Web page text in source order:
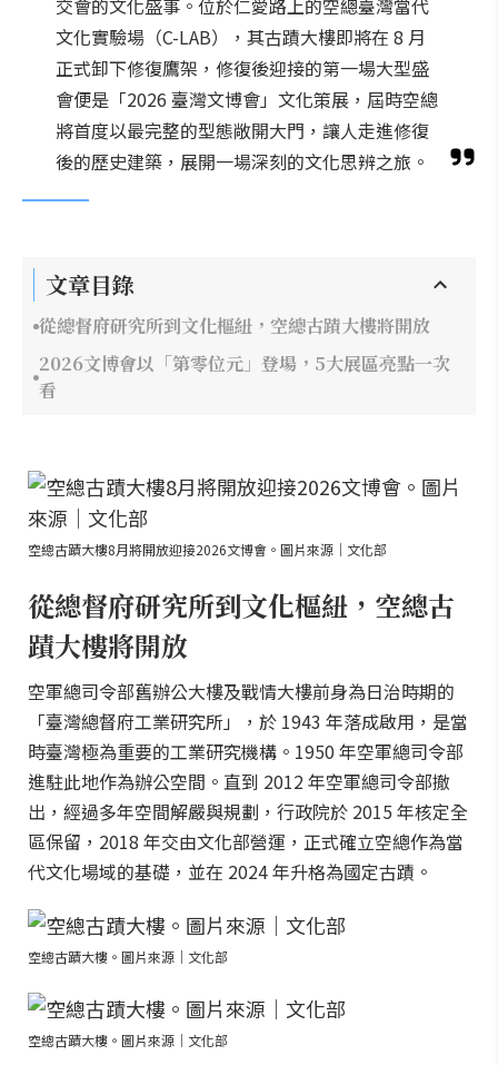
交會的文化盛事。位於仁愛路上的空總臺灣當代
文化實驗場（C-LAB），其古蹟大樓即將在 8 月
正式卸下修復鷹架，修復後迎接的第一場大型盛
會便是「2026 臺灣文博會」文化策展，屆時空總
將首度以最完整的型態敞開大門，讓人走進修復
後的歷史建築，展開一場深刻的文化思辨之旅。
文章目錄
從總督府研究所到文化樞紐，空總古蹟大樓將開放
2026文博會以「第零位元」登場，5大展區亮點一次
看
空總古蹟大樓8月將開放迎接2026文博會。圖片來源｜文化部
從總督府研究所到文化樞紐，空總古
蹟大樓將開放
空軍總司令部舊辦公大樓及戰情大樓前身為日治時期的
「臺灣總督府工業研究所」，於 1943 年落成啟用，是當
時臺灣極為重要的工業研究機構。1950 年空軍總司令部
進駐此地作為辦公空間。直到 2012 年空軍總司令部撤
出，經過多年空間解嚴與規劃，行政院於 2015 年核定全
區保留，2018 年交由文化部營運，正式確立空總作為當
代文化場域的基礎，並在 2024 年升格為國定古蹟。
空總古蹟大樓。圖片來源｜文化部
空總古蹟大樓。圖片來源｜文化部